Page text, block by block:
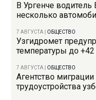
В Ургенче водитель
несколько
7 АВГУСТА ОБЩЕСТВО
Узгидромет
температуры до
7 АВГУСТА ОБЩЕСТВО
Агентство
трудоустройства